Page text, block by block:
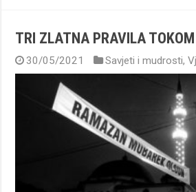
TRI ZLATNA PRAVILA
30/05/2021 Savjeti i mudrosti,